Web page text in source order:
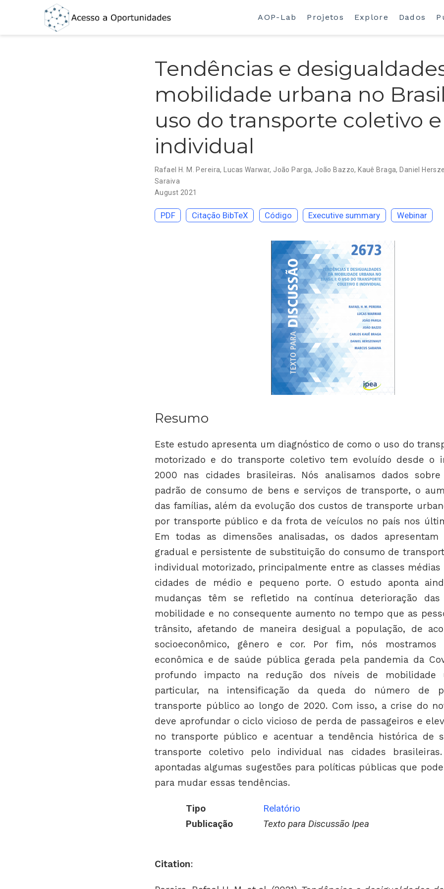
AOP-Lab Projetos Explore Dados
Tendências e
mobilidade urbana no
uso do transporte coletivo e
individual
Rafael H. M. Pereira,Lucas Warwar, João Parga, João Bazzo,Kauê Braga,Daniel
Saraiva
August 2021
PDF Citação BibTeX Código Executive summary Webinar
Resumo
Este estudo apresenta um diagnóstico de como o uso do
motorizado e do transporte coletivo tem evoluído desde o
2000 nas cidades brasileiras. Nós analisamos dados
padrão de consumo de bens e serviços de transporte, o
das famílias, além da evolução dos custos de transporte
por transporte público e da frota de veículos no país nos
Em todas as dimensões analisadas, os dados
gradual e persistente de substituição do consumo de
individual motorizado, principalmente entre as classes médias
cidades de médio e pequeno porte. O estudo aponta
mudanças têm se refletido na contínua deterioração das
mobilidade e no consequente aumento no tempo que as
trânsito, afetando de maneira desigual a população, de
socioeconômico, gênero e cor. Por fim, nós
econômica e de saúde pública gerada pela pandemia da
profundo impacto na redução dos níveis de mobilidade
particular, na intensificação da queda do número de
transporte público ao longo de 2020. Com isso, a crise do
deve aprofundar o ciclo vicioso de perda de passageiros e
no transporte público e acentuar a tendência histórica de
transporte coletivo pelo individual nas cidades
apontadas algumas sugestões para políticas públicas que
para mudar essas tendências.
Tipo
Relatório
Publicação
Texto para Discussão Ipea
Citation: